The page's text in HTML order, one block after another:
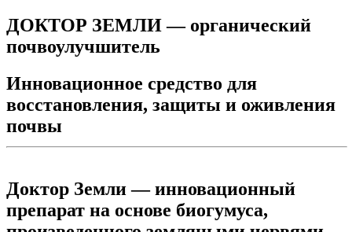
ДОКТОР ЗЕМЛИ — органический
почвоулучшитель
Инновационное средство для
восстановления, защиты и оживления
почвы
Доктор Земли— инновационный
препарат на основе биогумуса,